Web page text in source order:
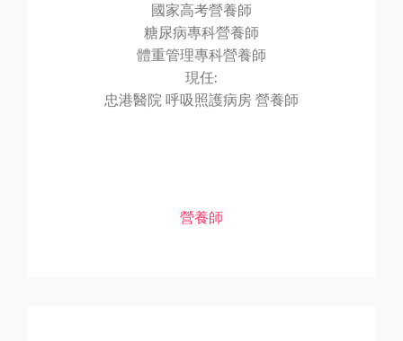
國家高考營養師
糖尿病專科營養師
體重管理專科營養師
現任:
忠港醫院 呼吸照護病房 營養師
營養師